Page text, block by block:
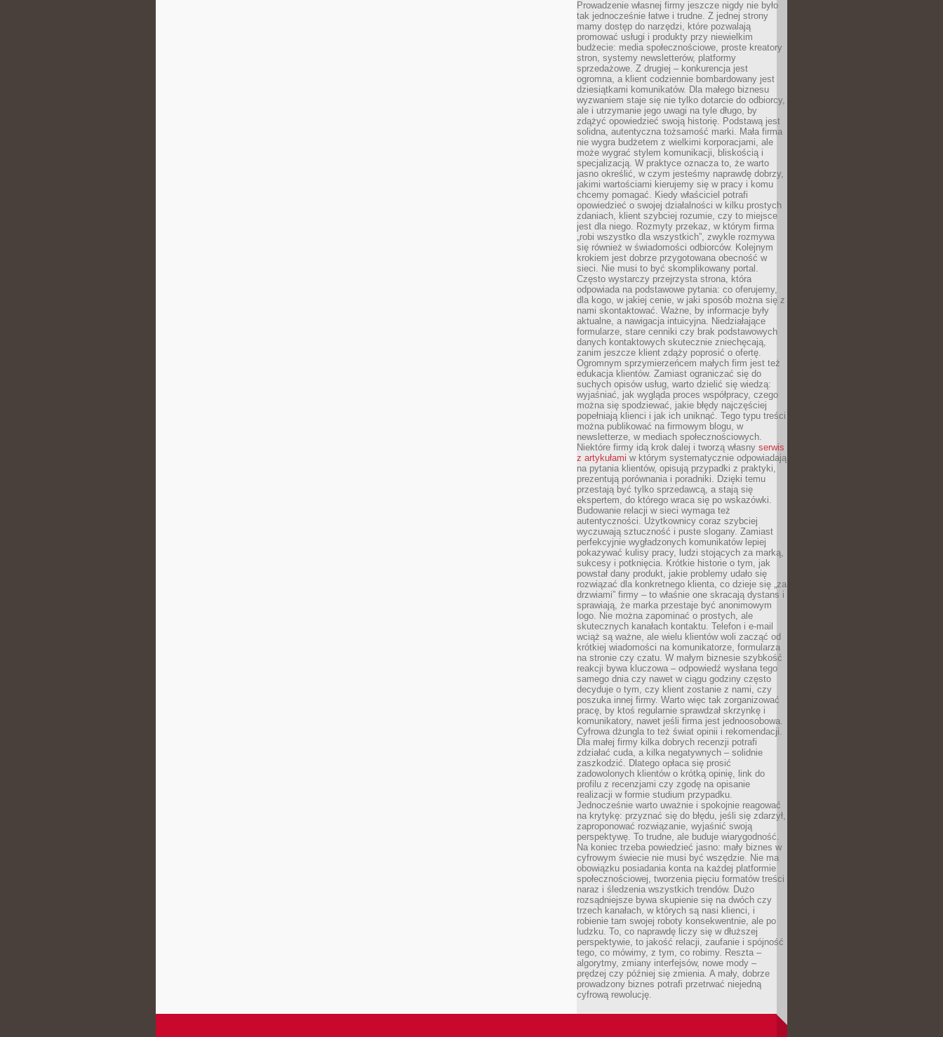
Prowadzenie własnej firmy jeszcze nigdy nie było
tak jednocześnie łatwe i trudne. Z jednej strony
mamy dostęp do narzędzi, które pozwalają
promować usługi i produkty przy niewielkim
budżecie: media społecznościowe, proste kreatory
stron, systemy newsletterów, platformy
sprzedażowe. Z drugiej – konkurencja jest
ogromna, a klient codziennie bombardowany jest
dziesiątkami komunikatów. Dla małego biznesu
wyzwaniem staje się nie tylko dotarcie do odbiorcy,
ale i utrzymanie jego uwagi na tyle długo, by
zdążyć opowiedzieć swoją historię. Podstawą jest
solidna, autentyczna tożsamość marki. Mała firma
nie wygra budżetem z wielkimi korporacjami, ale
może wygrać stylem komunikacji, bliskością i
specjalizacją. W praktyce oznacza to, że warto
jasno określić, w czym jesteśmy naprawdę dobrzy,
jakimi wartościami kierujemy się w pracy i komu
chcemy pomagać. Kiedy właściciel potrafi
opowiedzieć o swojej działalności w kilku prostych
zdaniach, klient szybciej rozumie, czy to miejsce
jest dla niego. Rozmyty przekaz, w którym firma
„robi wszystko dla wszystkich”, zwykle rozmywa
się również w świadomości odbiorców. Kolejnym
krokiem jest dobrze przygotowana obecność w
sieci. Nie musi to być skomplikowany portal.
Często wystarczy przejrzysta strona, która
odpowiada na podstawowe pytania: co oferujemy,
dla kogo, w jakiej cenie, w jaki sposób można się z
nami skontaktować. Ważne, by informacje były
aktualne, a nawigacja intuicyjna. Niedziałające
formularze, stare cenniki czy brak podstawowych
danych kontaktowych skutecznie zniechęcają,
zanim jeszcze klient zdąży poprosić o ofertę.
Ogromnym sprzymierzeńcem małych firm jest też
edukacja klientów. Zamiast ograniczać się do
suchych opisów usług, warto dzielić się wiedzą:
wyjaśniać, jak wygląda proces współpracy, czego
można się spodziewać, jakie błędy najczęściej
popełniają klienci i jak ich uniknąć. Tego typu treści
można publikować na firmowym blogu, w
newsletterze, w mediach społecznościowych.
Niektóre firmy idą krok dalej i tworzą własny serwis
z artykułami w którym systematycznie odpowiadają
na pytania klientów, opisują przypadki z praktyki,
prezentują porównania i poradniki. Dzięki temu
przestają być tylko sprzedawcą, a stają się
ekspertem, do którego wraca się po wskazówki.
Budowanie relacji w sieci wymaga też
autentyczności. Użytkownicy coraz szybciej
wyczuwają sztuczność i puste slogany. Zamiast
perfekcyjnie wygładzonych komunikatów lepiej
pokazywać kulisy pracy, ludzi stojących za marką,
sukcesy i potknięcia. Krótkie historie o tym, jak
powstał dany produkt, jakie problemy udało się
rozwiązać dla konkretnego klienta, co dzieje się „za
drzwiami” firmy – to właśnie one skracają dystans i
sprawiają, że marka przestaje być anonimowym
logo. Nie można zapominać o prostych, ale
skutecznych kanałach kontaktu. Telefon i e-mail
wciąż są ważne, ale wielu klientów woli zacząć od
krótkiej wiadomości na komunikatorze, formularza
na stronie czy czatu. W małym biznesie szybkość
reakcji bywa kluczowa – odpowiedź wysłana tego
samego dnia czy nawet w ciągu godziny często
decyduje o tym, czy klient zostanie z nami, czy
poszuka innej firmy. Warto więc tak zorganizować
pracę, by ktoś regularnie sprawdzał skrzynkę i
komunikatory, nawet jeśli firma jest jednoosobowa.
Cyfrowa dżungla to też świat opinii i rekomendacji.
Dla małej firmy kilka dobrych recenzji potrafi
zdziałać cuda, a kilka negatywnych – solidnie
zaszkodzić. Dlatego opłaca się prosić
zadowolonych klientów o krótką opinię, link do
profilu z recenzjami czy zgodę na opisanie
realizacji w formie studium przypadku.
Jednocześnie warto uważnie i spokojnie reagować
na krytykę: przyznać się do błędu, jeśli się zdarzył,
zaproponować rozwiązanie, wyjaśnić swoją
perspektywę. To trudne, ale buduje wiarygodność.
Na koniec trzeba powiedzieć jasno: mały biznes w
cyfrowym świecie nie musi być wszędzie. Nie ma
obowiązku posiadania konta na każdej platformie
społecznościowej, tworzenia pięciu formatów treści
naraz i śledzenia wszystkich trendów. Dużo
rozsądniejsze bywa skupienie się na dwóch czy
trzech kanałach, w których są nasi klienci, i
robienie tam swojej roboty konsekwentnie, ale po
ludzku. To, co naprawdę liczy się w dłuższej
perspektywie, to jakość relacji, zaufanie i spójność
tego, co mówimy, z tym, co robimy. Reszta –
algorytmy, zmiany interfejsów, nowe mody –
prędzej czy później się zmienia. A mały, dobrze
prowadzony biznes potrafi przetrwać niejedną
cyfrową rewolucję.